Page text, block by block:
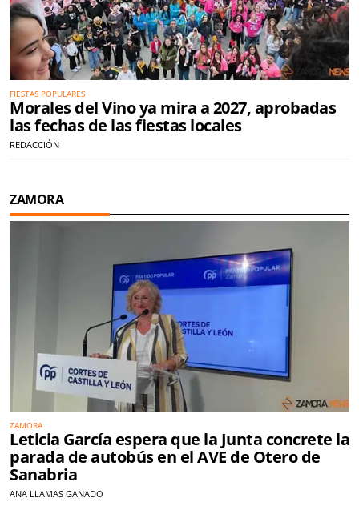
FIESTAS POPULARES
Morales del Vino ya mira a 2027, aprobadas
las fechas de las fiestas locales
REDACCIÓN
ZAMORA
ZAMORA
Leticia García espera que la Junta concrete la
parada de autobús en el AVE de Otero de
Sanabria
ANA LLAMAS GANADO